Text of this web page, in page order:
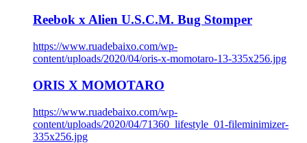
Reebok x Alien U.S.C.M. Bug Stomper
https://www.ruadebaixo.com/wp-
content/uploads/2020/04/oris-x-momotaro-13-335x256.jpg
ORIS X MOMOTARO
https://www.ruadebaixo.com/wp-
content/uploads/2020/04/71360_lifestyle_01-fileminimizer-
335x256.jpg